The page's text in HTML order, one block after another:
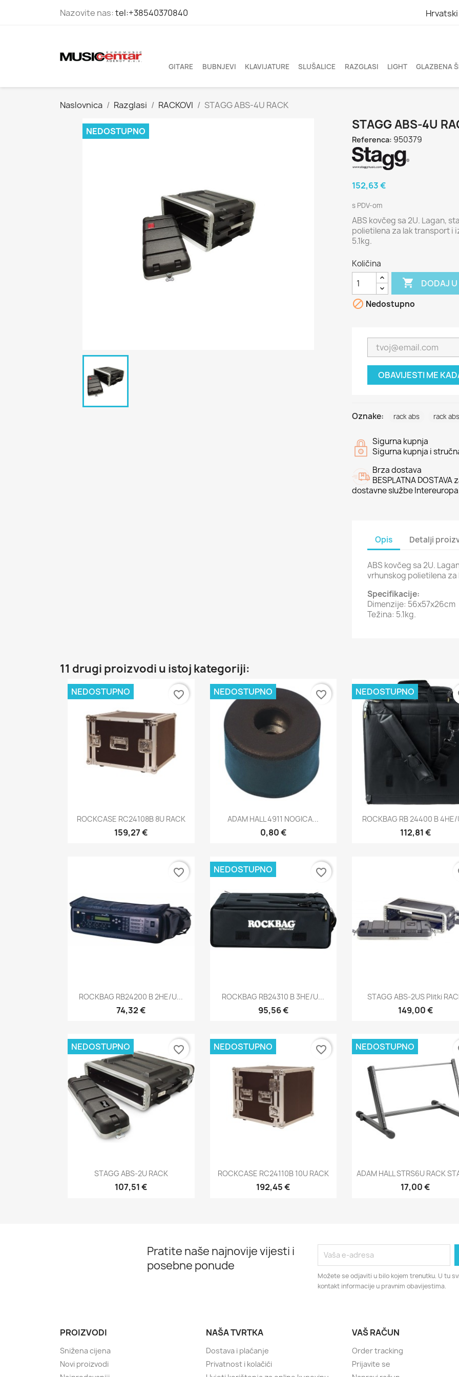
Nazovite nas:tel:+38540370840 Hrvatski
GITARE BUBNJEVI KLAVIJATURE SLUŠALICE RAZGLASI LIGHT GLAZBENA
Naslovnica Razglasi RACKOVI STAGG ABS-4U RACK
NEDOSTUPNO STAGG ABS-4U
Referenca: 950379
152,63 €
s PDV-om
ABS kovčeg sa 2U. Lagan,
polietilena za lak transport i
5.1kg.
Količina
 DODAJ
 Nedostupno
OBAVIJESTI ME
Oznake: rack abs rack
Sigurna kupnja
Sigurna kupnja i
Brza dostava
BESPLATNA
dostavne službe
Opis Detalji
ABS kovčeg sa 2U.
vrhunskog polietilena
Specifikacije:
Dimenzije: 56x57x26cm
Težina: 5.1kg.
11 drugi proizvodi u istoj kategoriji:
Brzi pregled
ROCKCASE RC24108B 8U RACK
159,27 €
NEDOSTUPNO favorite_border
Brzi pregled
ADAM HALL 4911 NOGICA...
0,80 €
NEDOSTUPNO favorite_border
Brzi pregled
ROCKBAG RB 24400 B 4HE/
112,81 €
NEDOSTUPNO
Brzi pregled
ROCKBAG RB24200 B 2HE/U...
74,32 €
favorite_border
Brzi pregled
ROCKBAG RB24310 B 3HE/U...
95,56 €
NEDOSTUPNO favorite_border
Brzi pregled
STAGG ABS-2US Plitki
149,00 €
Brzi pregled
STAGG ABS-2U RACK
107,51 €
NEDOSTUPNO favorite_border
Brzi pregled
ROCKCASE RC24110B 10U RACK
192,45 €
NEDOSTUPNO favorite_border
 Brzi pregled
ADAM HALL STRS6U RACK
17,00 €
NEDOSTUPNO
Pratite naše najnovije vijesti i
posebne ponude
Možete se odjaviti u bilo kojem trenutku. U tu
kontakt informacije u pravnim obavijestima.
PROIZVODI
Snižena cijena
Novi proizvodi
NAŠA TVRTKA
Dostava i plaćanje
Privatnost i kolačići
VAŠ RAČUN
Order tracking
Prijavite se